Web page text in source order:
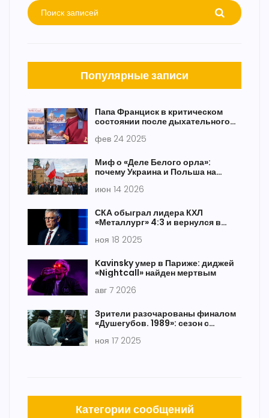
Популярные записи
Папа Франциск в критическом
состоянии после дыхательного
фев 24 2025
Миф о «Деле Белого орла»:
почему Украина и Польша на
июн 14 2026
СКА обыграл лидера КХЛ
«Металлург» 4:3 и вернулся в
ноя 18 2025
Kavinsky умер в Париже: диджей
«Nightcall» найден мертвым
авг 7 2026
Зрители разочарованы финалом
«Душегубов. 1989»: сезон с
убитой интригой
ноя 17 2025
Категории сообщений